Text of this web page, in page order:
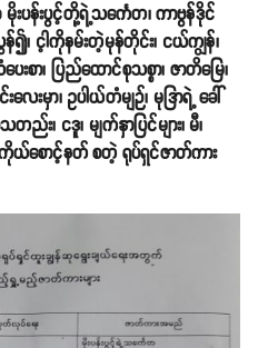
းပန်းပွင့်တို့ရဲ့သင်္ကေတ၊ ကာဗွန်ဒိုင်
၊ င့ါကိုနမ်းတဲ့မုန်တိုင်း၊ ငယ်ကျွန်၊
ေးစာ၊ ပြည်ထောင်စုသစ္စာ၊ ဇာတိမြေ၊
ေးမှာ၊ ဥပါယ်တံမျဉ်၊ မုဒြာရဲ့ ခေါ်
း၊ ငဒူ၊ မျက်နှာပြင်များ၊ မီ၊
စောင့်နတ် စတဲ့ ရုပ်ရှင်ဇာတ်ကား